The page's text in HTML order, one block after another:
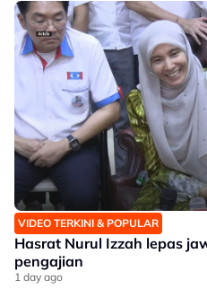
VIDEO TERKINI & POPULAR
Hasrat Nurul Izzah lepas
pengajian
1 day ago